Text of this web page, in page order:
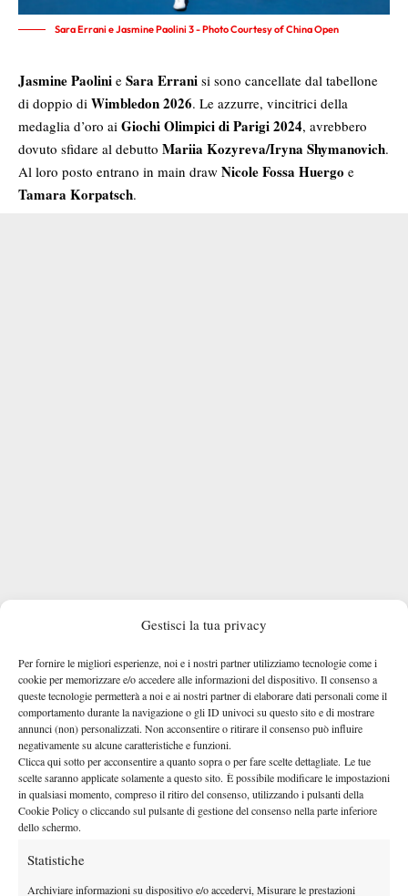
Gestisci la tua privacy
Per fornire le migliori esperienze, noi e i nostri partner utilizziamo tecnologie come i
cookie per memorizzare e/o accedere alle informazioni del dispositivo. Il consenso a
queste tecnologie permetterà a noi e ai nostri partner di elaborare dati personali come il
comportamento durante la navigazione o gli ID univoci su questo sito e di mostrare
annunci (non) personalizzati. Non acconsentire o ritirare il consenso può influire
negativamente su alcune caratteristiche e funzioni.
Clicca qui sotto per acconsentire a quanto sopra o per fare scelte dettagliate. Le tue
scelte saranno applicate solamente a questo sito. È possibile modificare le impostazioni
in qualsiasi momento, compreso il ritiro del consenso, utilizzando i pulsanti della
Cookie Policy o cliccando sul pulsante di gestione del consenso nella parte inferiore
dello schermo.
Statistiche
Archiviare informazioni su dispositivo e/o accedervi, Misurare le prestazioni
Sara Errani e Jasmine Paolini 3 - Photo Courtesy of China Open
Jasmine Paolini e Sara Errani si sono cancellate dal tabellone
di doppio di Wimbledon 2026. Le azzurre, vincitrici della
medaglia d’oro ai Giochi Olimpici di Parigi 2024, avrebbero
dovuto sfidare al debutto Mariia Kozyreva/Iryna Shymanovich.
Al loro posto entrano in main draw Nicole Fossa Huergo e
Tamara Korpatsch.
che Paolini, al rientro dall’infortunio, ha staccato il pass per il
terzo turno del singolare dove affronteràMaria Sakkarinella
giornata di sabato 4 luglio.